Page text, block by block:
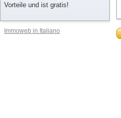
Vorteile und ist gratis!
Immoweb in Italiano